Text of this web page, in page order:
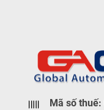
Mã số thuế: